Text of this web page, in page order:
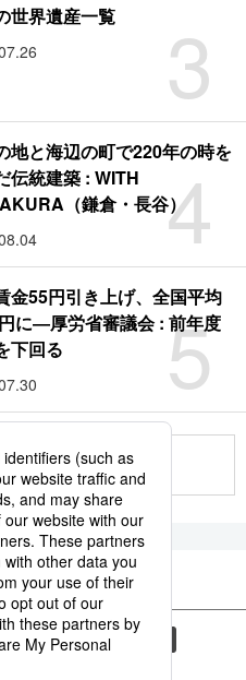
3
世界遺産一覧
4
地と海辺の町で220年の時を
伝統建築 : WITH
（鎌倉・長谷）
5
金55円引き上げ、全国平均
に―厚労省審議会 : 前年度
下回る
る
害 災害